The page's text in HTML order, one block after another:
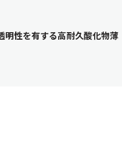
明性を有する高耐久酸化物薄